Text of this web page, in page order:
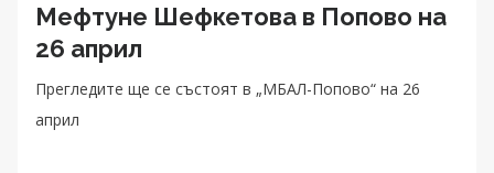
Мефтуне Шефкетова в Попово на
26 април
Прегледите ще се състоят в „МБАЛ-Попово“ на 26
април